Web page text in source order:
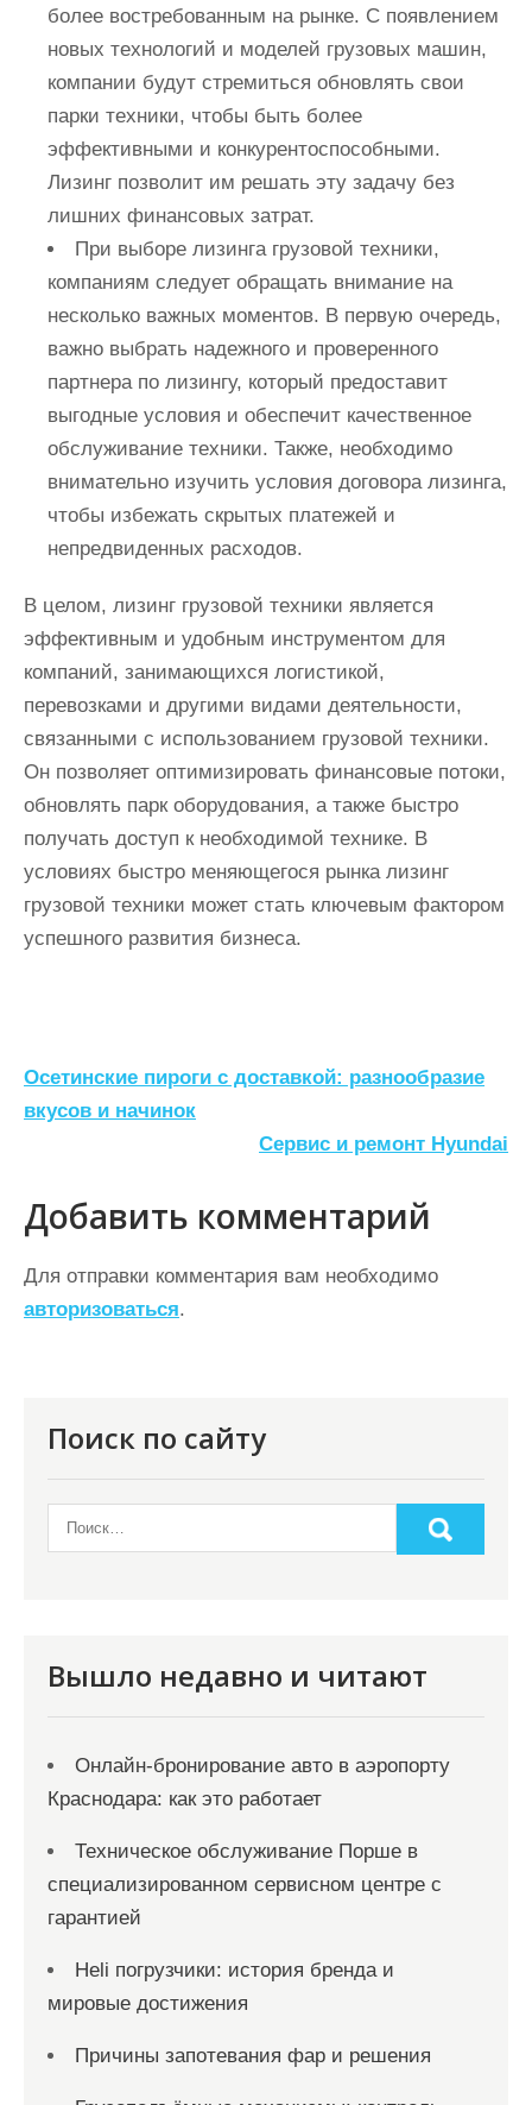
более востребованным на рынке. С появлением
новых технологий и моделей грузовых машин,
компании будут стремиться обновлять свои
парки техники, чтобы быть более
эффективными и конкурентоспособными.
Лизинг позволит им решать эту задачу без
лишних финансовых затрат.
При выборе лизинга грузовой техники,
компаниям следует обращать внимание на
несколько важных моментов. В первую очередь,
важно выбрать надежного и проверенного
партнера по лизингу, который предоставит
выгодные условия и обеспечит качественное
обслуживание техники. Также, необходимо
внимательно изучить условия договора лизинга,
чтобы избежать скрытых платежей и
непредвиденных расходов.
В целом, лизинг грузовой техники является
эффективным и удобным инструментом для
компаний, занимающихся логистикой,
перевозками и другими видами деятельности,
связанными с использованием грузовой техники.
Он позволяет оптимизировать финансовые потоки,
обновлять парк оборудования, а также быстро
получать доступ к необходимой технике. В
условиях быстро меняющегося рынка лизинг
грузовой техники может стать ключевым фактором
успешного развития бизнеса.
Н
а
и
г
а
ц
Осетинские пироги с доставкой: разнообразие
вкусов и начинок
Сервис и ремонт Hyundai
Добавить комментарий
Для отправки комментария вам необходимо
авторизоваться.
Поиск по сайту
Вышло недавно и читают
Онлайн‑бронирование авто в аэропорту
Краснодара: как это работает
Техническое обслуживание Порше в
специализированном сервисном центре с
гарантией
Heli погрузчики: история бренда и
мировые достижения
Причины запотевания фар и решения